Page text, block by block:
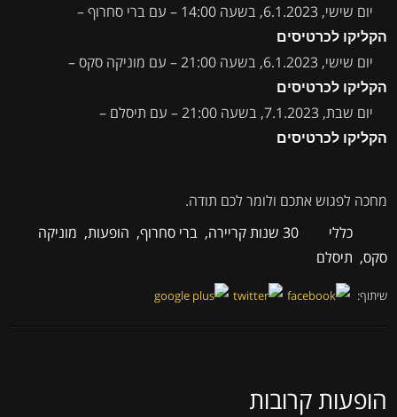
יום שישי, 6.1.2023, בשעה 14:00 – עם ברי סחרוף –
הקליקו לכרטיסים
יום שישי, 6.1.2023, בשעה 21:00 – עם מוניקה סקס –
הקליקו לכרטיסים
יום שבת, 7.1.2023, בשעה 21:00 – עם תיסלם –
הקליקו לכרטיסים
מחכה לפגוש אתכם ולומר לכם תודה.
כללי
30 שנות קריירה , ברי סחרוף, הופעות, מוניקה
סקס, תיסלם
שיתוף:
הופעות קרובות